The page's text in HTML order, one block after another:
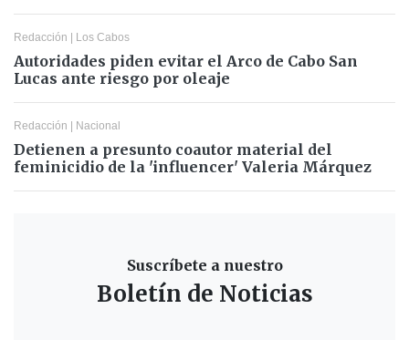
Redacción | Los Cabos
Autoridades piden evitar el Arco de Cabo San
Lucas ante riesgo por oleaje
Redacción | Nacional
Detienen a presunto coautor material del
feminicidio de la 'influencer' Valeria Márquez
Suscríbete a nuestro
Boletín de Noticias